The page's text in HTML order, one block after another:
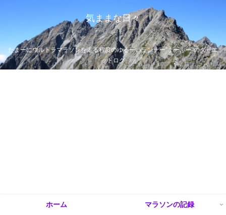
気ままな日々
たまーにウルトラマラソンを走る程度のゆるーいランナー”まーぶー”のダイエ
ットログ
ホーム マラソンの記録